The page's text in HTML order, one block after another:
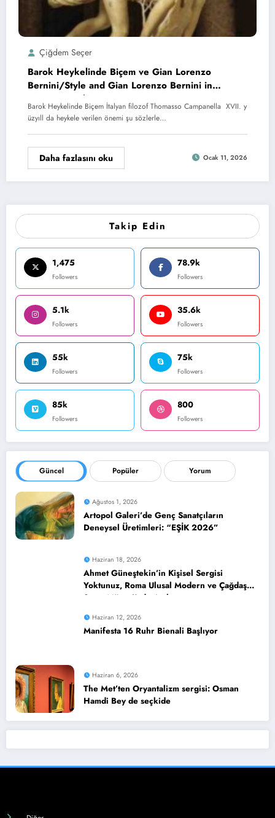
Çiğdem Seçer
Barok Heykelinde Biçem ve Gian Lorenzo
Bernini/Style and Gian Lorenzo Bernini in
Baroque Sculpture
Barok Heykelinde Biçem İtalyan filozof Thomasso Campanella XVII. y
üzyıll da heykele verilen önemi şu sözlerle…
Daha fazlasını oku Ocak 11, 2026
Takip Edin
1,475
Followers
78.9k
Followers
5.1k
Followers
35.6k
Followers
55k
Followers
75k
Followers
85k
Followers
800
Followers
Güncel Popüler Yorum
Ağustos 1, 2026
Artopol Galeri’de Genç Sanatçıların
Deneysel Üretimleri: “EŞİK 2026”
Haziran 18, 2026
Ahmet Güneştekin’in Kişisel Sergisi
Yoktunuz, Roma Ulusal Modern ve Çağdaş
Sanat Müzesi’nde Açılıyor
Haziran 12, 2026
Manifesta 16 Ruhr Bienali Başlıyor
Haziran 6, 2026
The Met’ten Oryantalizm sergisi: Osman
Hamdi Bey de seçkide